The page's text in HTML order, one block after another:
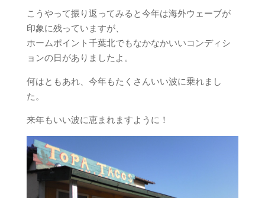
こうやって振り返ってみると今年は海外ウェーブが
印象に残っていますが、
ホームポイント千葉北でもなかなかいいコンディシ
ョンの日がありましたよ。
何はともあれ、今年もたくさんいい波に乗れまし
た。
来年もいい波に恵まれますように！